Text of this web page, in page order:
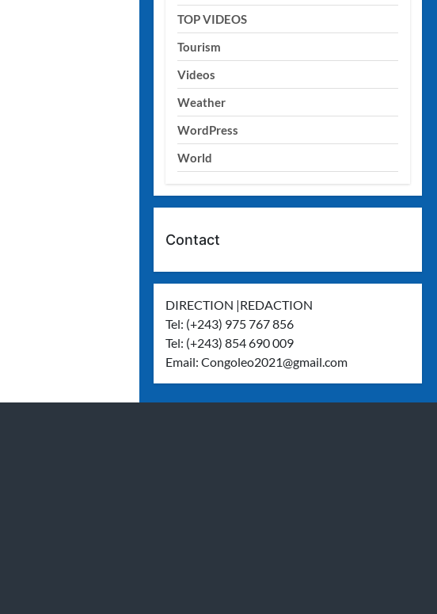
TOP VIDEOS
Tourism
Videos
Weather
WordPress
World
Contact
DIRECTION |REDACTION
Tel: (+243) 975 767 856
Tel: (+243) 854 690 009
Email:Congoleo2021@gmail.com